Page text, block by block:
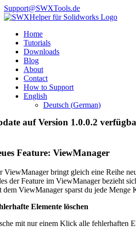
Skip
to
Support@SWXTools.de
Facebook
YouTube
X
Home
Tutorials
Downloads
Blog
About
Contact
How to Support
English
Deutsch (German)
auf Version 1.0.0.2
Feature: ViewManager
ViewManager bringt gleich eine Reihe
der Feature im ViewManager bezieht
dem ViewManager sparst du jede Menge
Elemente löschen
mit nur einem Klick alle fehlerhaften